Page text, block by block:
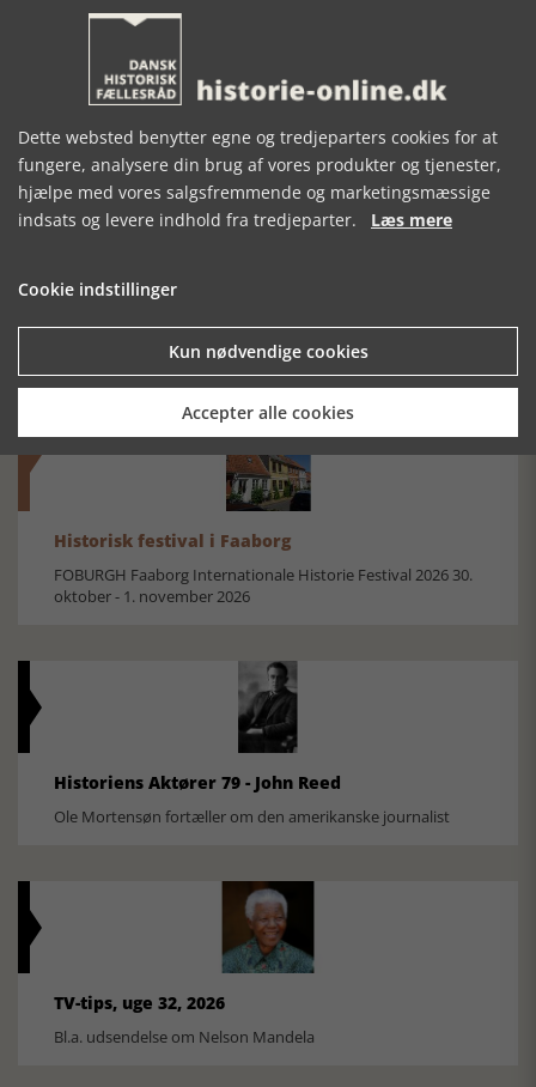
SAMSØ
Mosefolket
Silkeborg Hovedgården
Historisk festival i Faaborg
FOBURGH Faaborg Internationale Historie Festival 2026 30.
oktober - 1. november 2026
Historiens Aktører 79 - John Reed
Ole Mortensøn fortæller om den amerikanske journalist
TV-tips, uge 32, 2026
Bl.a. udsendelse om Nelson Mandela
Dette websted benytter egne og tredjeparters cookies for at
fungere, analysere din brug af vores produkter og tjenester,
hjælpe med vores salgsfremmende og marketingsmæssige
indsats og levere indhold fra tredjeparter. Læs mere
Cookie indstillinger
Kun nødvendige cookies
Accepter alle cookies